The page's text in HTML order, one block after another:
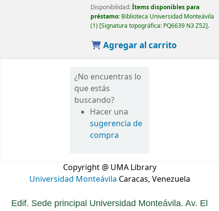
Disponibilidad:Ítems disponibles para
préstamo: Biblioteca Universidad Monteávila
(1) Signatura topográfica: PQ6639 N3 Z52 .
Agregar al carrito
¿No encuentras lo
que estás
buscando?
Hacer una
sugerencia de
compra
Copyright @ UMA Library
Universidad Monteávila Caracas, Venezuela
Edif. Sede principal Universidad Monteávila. Av. El